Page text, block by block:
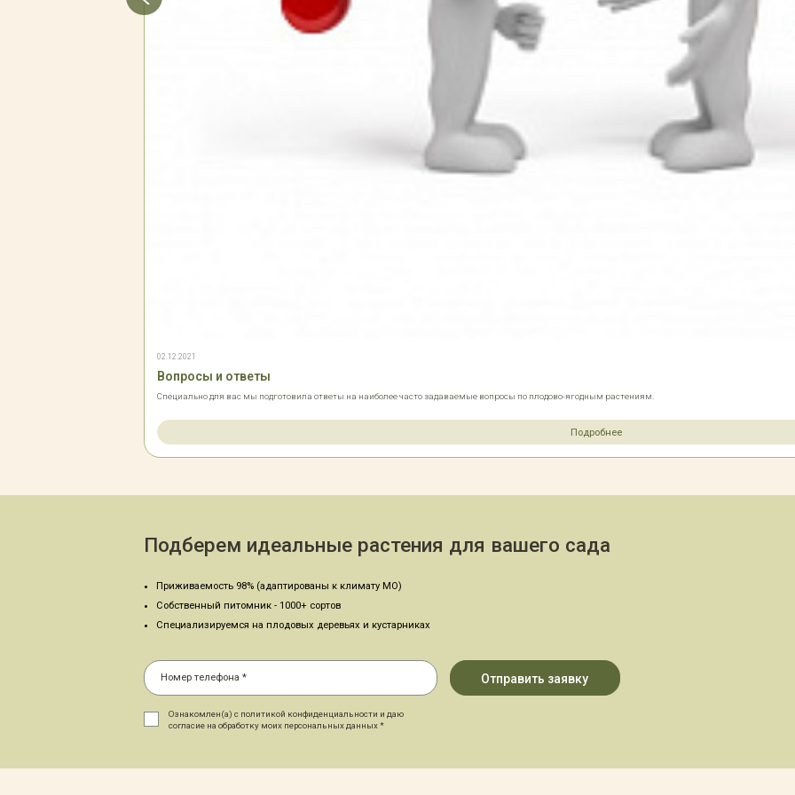
02.12.2021
Вопросы и ответы
Специально для вас мы подготовила ответы на наиболее часто задаваемые вопросы по плодово-ягодным растениям.
Подробнее
Подберем идеальные растения для вашего сада
Приживаемость 98% (адаптированы к климату МО)
Собственный питомник - 1000+ сортов
Специализируемся на плодовых деревьях и кустарниках
Ознакомлен(а) с политикой конфиденциальности и даю
согласие на обработку моих персональных данных *